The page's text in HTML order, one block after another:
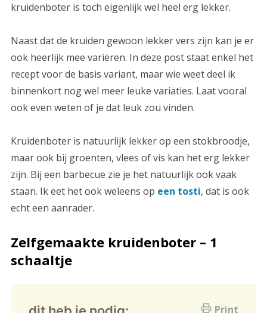
kruidenboter is toch eigenlijk wel heel erg lekker.
Naast dat de kruiden gewoon lekker vers zijn kan je er
ook heerlijk mee variëren. In deze post staat enkel het
recept voor de basis variant, maar wie weet deel ik
binnenkort nog wel meer leuke variaties. Laat vooral
ook even weten of je dat leuk zou vinden.
Kruidenboter is natuurlijk lekker op een stokbroodje,
maar ook bij groenten, vlees of vis kan het erg lekker
zijn. Bij een barbecue zie je het natuurlijk ook vaak
staan. Ik eet het ook weleens op een tosti, dat is ook
echt een aanrader.
Zelfgemaakte kruidenboter – 1
schaaltje
Print